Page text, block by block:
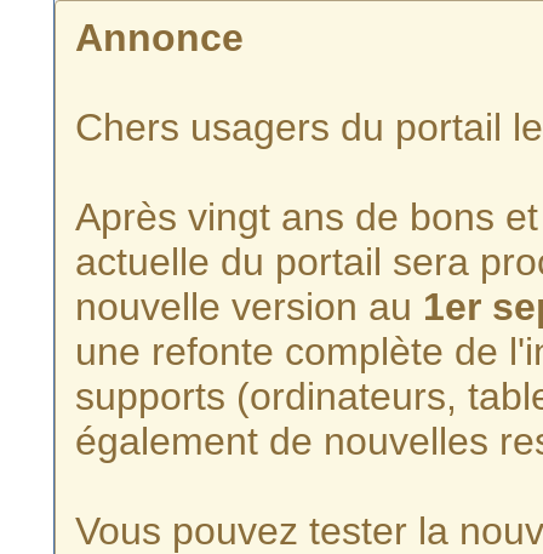
Annonce
Chers usagers du portail
Après vingt ans de bons
actuelle du portail sera
nouvelle version au 1er
une refonte complète de
supports (ordinateurs,
également de nouvelles
Vous pouvez tester la